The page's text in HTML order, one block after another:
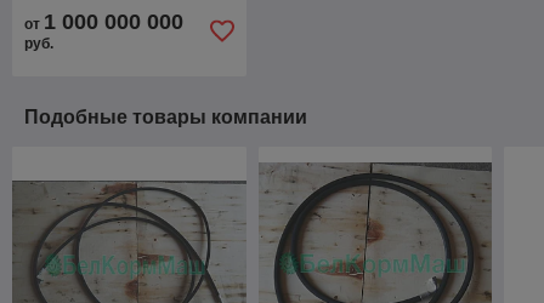
от 1 000 000 000
руб.
Подобные товары компании